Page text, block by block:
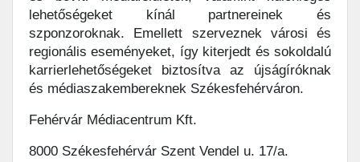
lehetőségeket kínál partnereinek és
szponzoroknak. Emellett szerveznek városi és
regionális eseményeket, így kiterjedt és sokoldalú
karrierlehetőségeket biztosítva az újságíróknak
és médiaszakembereknek Székesfehérváron.
Fehérvár Médiacentrum Kft.
8000 Székesfehérvár Szent Vendel u. 17/a.